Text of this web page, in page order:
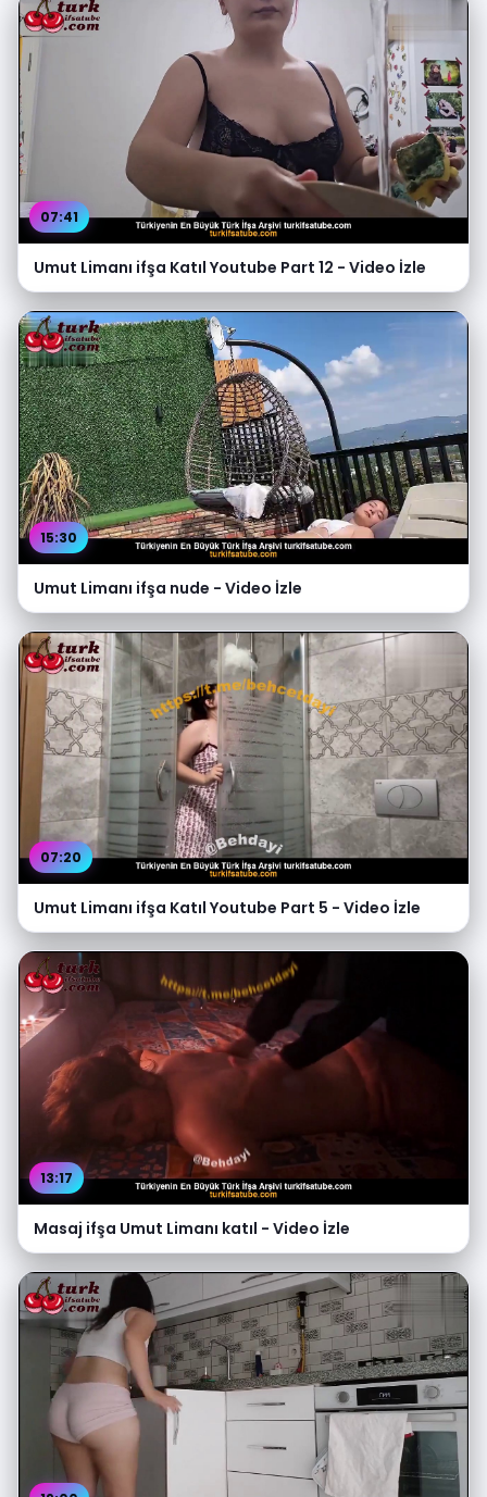
07:41
Umut Limanı ifşa Katıl Youtube Part 12 - Video İzle
15:30
Umut Limanı ifşa nude - Video İzle
07:20
Umut Limanı ifşa Katıl Youtube Part 5 - Video İzle
13:17
Masaj ifşa Umut Limanı katıl - Video İzle